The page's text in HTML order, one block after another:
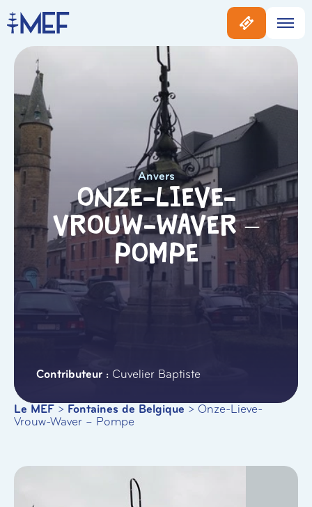
Anvers
Onze-Lieve-
Vrouw-Waver –
Pompe
Cuvelier Baptiste
Le MEF > Fontaines de Belgique > Onze-Lieve-
Vrouw-Waver – Pompe